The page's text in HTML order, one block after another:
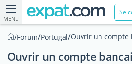
MENU
Se
/Forum/Portugal/Ouvrir un compte
Ouvrir un compte